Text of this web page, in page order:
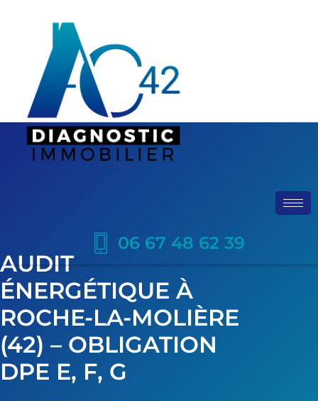
06 67 48 62 39
AUDIT
ÉNERGÉTIQUE À
ROCHE-LA-MOLIÈRE
(42) – OBLIGATION
DPE E, F, G